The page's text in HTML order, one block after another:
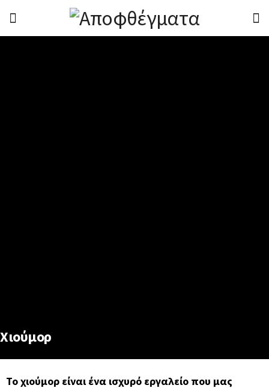
Χιούμορ
Το χιούμορ είναι ένα ισχυρό εργαλείο που μας